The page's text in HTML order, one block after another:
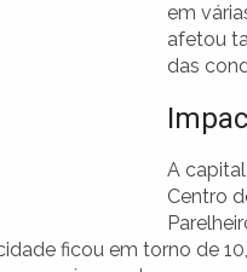
em
afetou
das
A
Centro
ficou em torno de